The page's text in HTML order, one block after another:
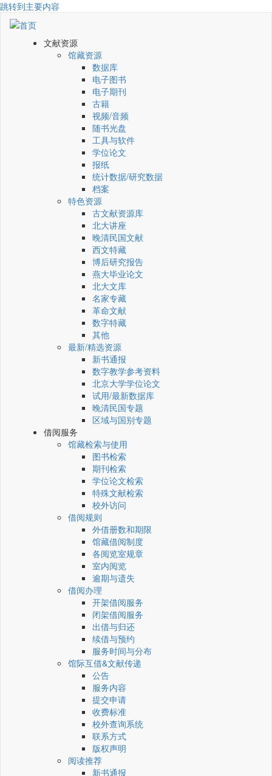
跳转到主要内容
文献资源
馆藏资源
数据库
电子图书
电子期刊
古籍
视频/音频
随书光盘
工具与软件
学位论文
报纸
统计数据/研究数据
档案
特色资源
古文献资源库
北大讲座
晚清民国文献
西文特藏
博后研究报告
燕大毕业论文
北大文库
名家专藏
革命文献
数字特藏
其他
最新/精选资源
新书通报
数字教学参考资料
北京大学学位论文
试用/最新数据库
晚清民国专题
区域与国别专题
借阅服务
馆藏检索与使用
图书检索
期刊检索
学位论文检索
特殊文献检索
校外访问
借阅规则
外借册数和期限
馆藏借阅制度
各阅览室规章
室内阅览
逾期与遗失
借阅办理
开架借阅服务
闭架借阅服务
出借与归还
续借与预约
服务时间与分布
馆际互借&文献传递
公告
服务内容
提交申请
收费标准
校外查询系统
联系方式
版权声明
阅读推荐
新书通报